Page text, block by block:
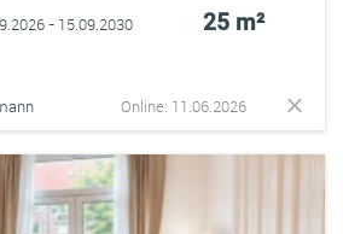
- 15.09.2030 25 m²
Online: 11.06.2026